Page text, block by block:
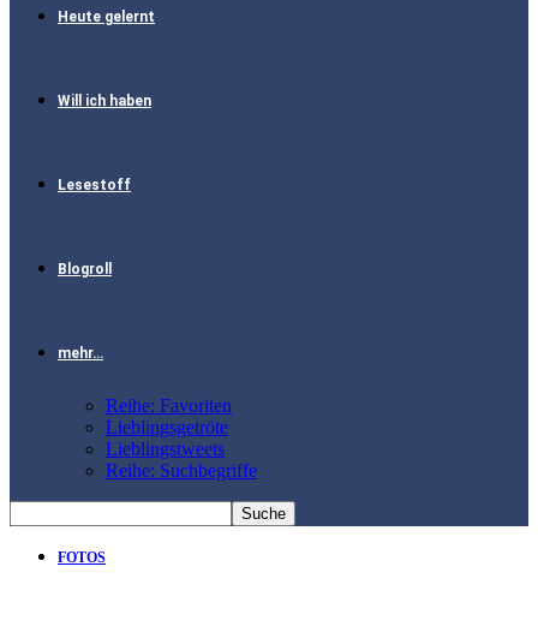
Heute gelernt
Will ich haben
Lesestoff
Blogroll
mehr…
Reihe: Favoriten
Lieblingsgetröte
Lieblingstweets
Reihe: Suchbegriffe
FOTOS